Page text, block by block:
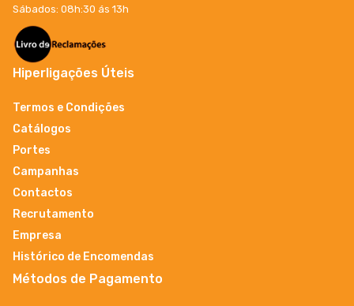
Sábados: 08h:30 ás 13h
Hiperligações Úteis
Termos e Condições
Catálogos
Portes
Campanhas
Contactos
Recrutamento
Empresa
Histórico de Encomendas
Métodos de Pagamento